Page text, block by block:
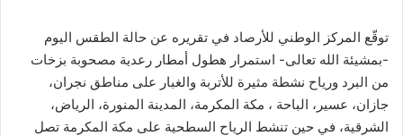
توقّع المركز الوطني للأرصاد في تقريره عن حالة الطقس اليوم
-بمشيئة الله تعالى- استمرار هطول أمطار رعدية مصحوبة بزخات
من البرد ورياح نشطة مثيرة للأتربة والغبار على مناطق نجران،
جازان، عسير، الباحة ، مكة المكرمة، المدينة المنورة، الرياض،
الشرقية، في حين تنشط الرياح السطحية على مكة المكرمة تصل